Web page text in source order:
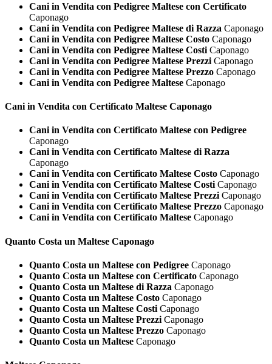
Cani in Vendita con Pedigree Maltese con Certificato
Caponago
Cani in Vendita con Pedigree Maltese di Razza Caponago
Cani in Vendita con Pedigree Maltese Costo Caponago
Cani in Vendita con Pedigree Maltese Costi Caponago
Cani in Vendita con Pedigree Maltese Prezzi Caponago
Cani in Vendita con Pedigree Maltese Prezzo Caponago
Cani in Vendita con Pedigree Maltese Caponago
Cani in Vendita con Certificato Maltese Caponago
Cani in Vendita con Certificato Maltese con Pedigree
Caponago
Cani in Vendita con Certificato Maltese di Razza
Caponago
Cani in Vendita con Certificato Maltese Costo Caponago
Cani in Vendita con Certificato Maltese CostiCaponago
Cani in Vendita con Certificato Maltese PrezziCaponago
Cani in Vendita con Certificato Maltese Prezzo Caponago
Cani in Vendita con Certificato Maltese Caponago
Quanto Costa un Maltese Caponago
Quanto Costa un Maltese con Pedigree Caponago
Quanto Costa un Maltese con Certificato Caponago
Quanto Costa un Maltese di Razza Caponago
Quanto Costa un Maltese Costo Caponago
Quanto Costa un Maltese Costi Caponago
Quanto Costa un Maltese Prezzi Caponago
Quanto Costa un Maltese Prezzo Caponago
Quanto Costa un Maltese Caponago